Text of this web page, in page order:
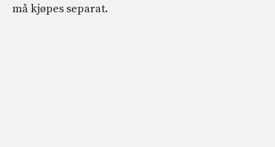
må kjøpes separat.